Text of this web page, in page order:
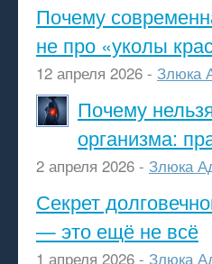
Почему
не про «уколы
12 апреля 2026 - Злюка
Почему
организма:
2 апреля 2026 - Злюка
Секрет
— это ещё не всё
1 апреля 2026 - Злюка